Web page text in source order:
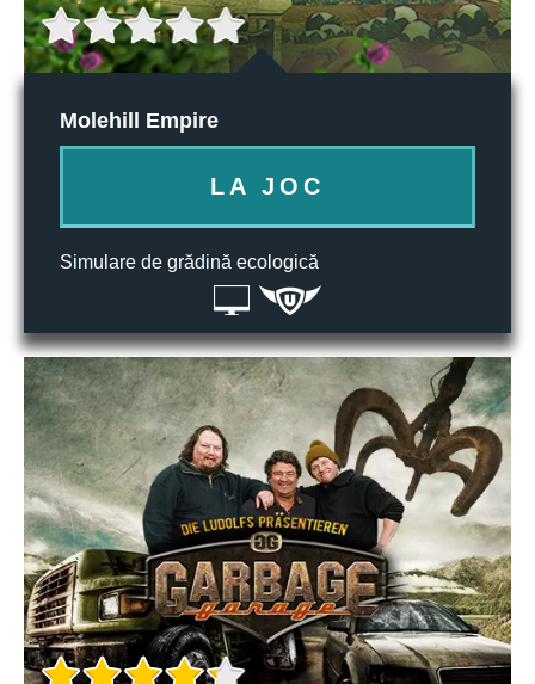
Molehill Empire
LA JOC
Simulare de grădină ecologică